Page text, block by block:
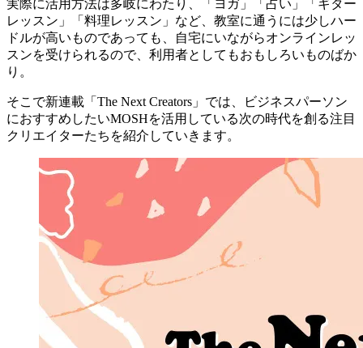
実際に活用方法は多岐にわたり、「ヨガ」「占い」「ギター
レッスン」「料理レッスン」など、教室に通うには少しハー
ドルが高いものであっても、自宅にいながらオンラインレッ
スンを受けられるので、利用者としてもおもしろいものばか
り。
そこで新連載「The Next Creators」では、
ビジネスパーソン
におすすめしたいMOSHを活用している次の時代を創る注目
クリエイターたちを紹介していきます。